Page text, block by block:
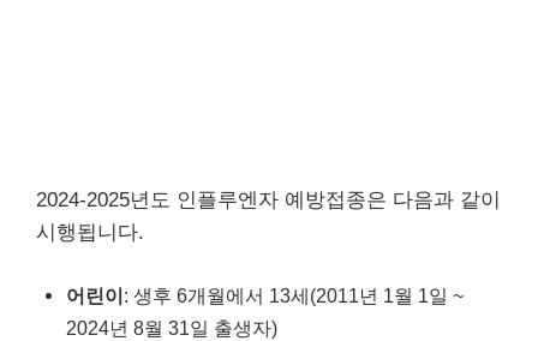
2024-2025년도 인플루엔자 예방접종은 다음과 같이
시행됩니다.
어린이: 생후 6개월에서 13세(2011년 1월 1일 ~
2024년 8월 31일 출생자)